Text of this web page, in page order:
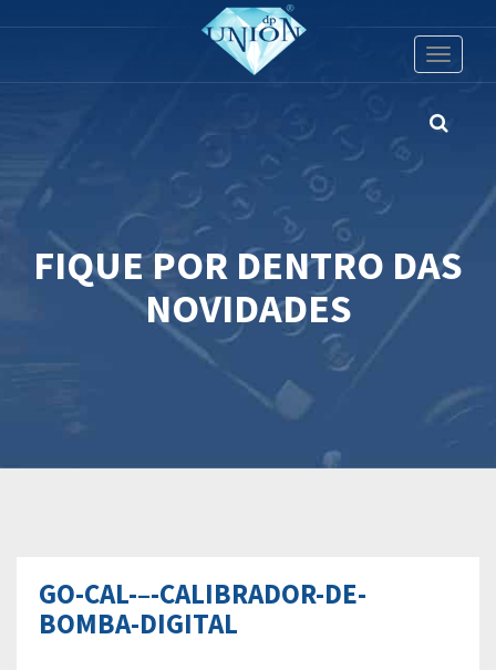
Toggle
FIQUE POR DENTRO DAS
NOVIDADES
GO-CAL-–-CALIBRADOR-DE-
BOMBA-DIGITAL